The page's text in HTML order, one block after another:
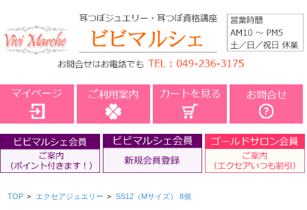
TOP > エクセアジュエリー > SS12（Mサイズ） 8個